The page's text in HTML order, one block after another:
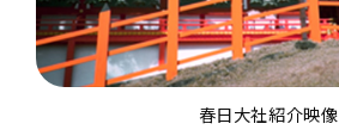
春日大社紹介映像